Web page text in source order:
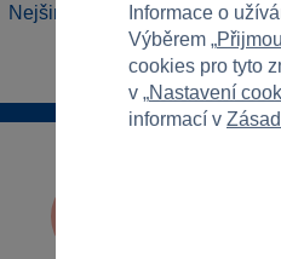
Nejširší sortiment naInformace o
Výběrem „
cookies pro tyto
v „Nastavení
informací v